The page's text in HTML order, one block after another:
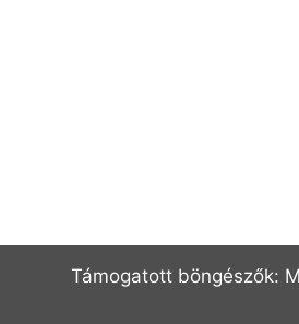
Támogatott böngészők: